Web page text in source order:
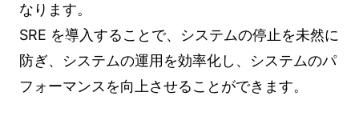
なります。
SRE を導入することで、システムの停止を未然に
防ぎ、システムの運用を効率化し、システムのパ
フォーマンスを向上させることができます。